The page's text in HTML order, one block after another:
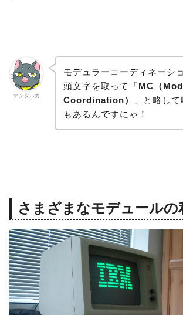
ナンタルカ
モデュラーコーディネーシ
頭文字を取って「MC（
Coordination）
」と略し
もあるんですにゃ！
さまざまなモデュールの